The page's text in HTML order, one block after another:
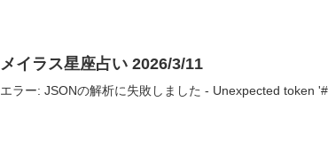
メイラス星座占い 2026/3/11
エラー: JSONの解析に失敗しました - Unexpected token